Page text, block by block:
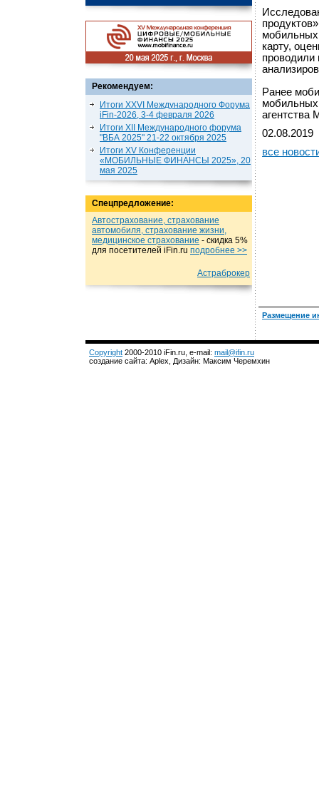
Рекомендуем:
Итоги XXVI Международного Форума
iFin-2026, 3-4 февраля 2026
Итоги XII Международного форума
"ВБА 2025" 21-22 октября 2025
Итоги XV Конференции
«МОБИЛЬНЫЕ ФИНАНСЫ 2025», 20
мая 2025
Спецпредложение:
Автострахование, страхование
автомобиля, страхование жизни,
медицинское страхование - cкидка 5%
для посетителей iFin.ru подробнеe >>
Астраброкер
карту,
Ранее
мобильных
агентства
02.08.2019
все
Размещение
Copyright 2000-2010 iFin.ru, e-mail: mail@ifin.ru
создание сайта: Aplex, Дизайн: Максим Черемхин